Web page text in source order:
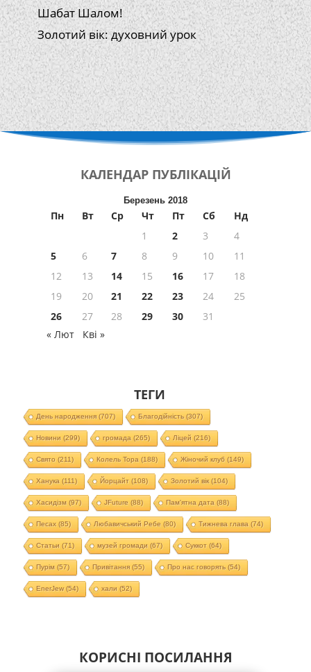
Шабат Шалом!
Золотий вік: духовний урок
КАЛЕНДАР ПУБЛІКАЦІЙ
Березень 2018
Пн Вт Ср Чт Пт Сб
Нд
1
2 3
4
5
6 7 8 9 10
11
12
13 14 15 16 17
18
19
20 21 22 23 24
25
26
27 28 29 30
31
« Лют
Кві »
ТЕГИ
День народження(707) Благодійність (307)
Новини (299) громада (265) Ліцей (216)
Свято (211) Колель Тора (188) Жіночий клуб (149)
Ханука (111) Йорцайт (108) Золотий вік(104)
Хасидізм (97) JFuture (88) Пам'ятна дата (88)
Песах(85) Любавичський Ребе (80) Тижнева глава (74)
Статьи (71) музей громади (67) Суккот (64)
Пурім (57) Привітання(55) Про нас говорять (54)
EnerJew(54) хали (52)
КОРИСНІ ПОСИЛАННЯ